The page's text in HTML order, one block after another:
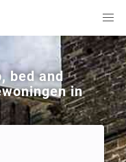
bed and
in